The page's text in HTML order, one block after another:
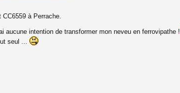
à Perrache.
aucune intention de transformer mon neveu en ferrovipathe !
seul ...